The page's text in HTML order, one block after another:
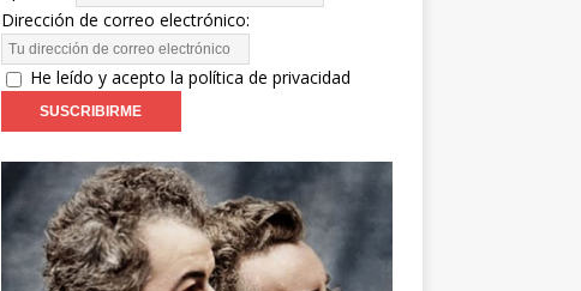
Dirección de correo electrónico:
He leído y acepto la política de privacidad